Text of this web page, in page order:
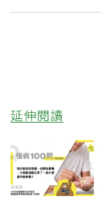
延伸閱讀